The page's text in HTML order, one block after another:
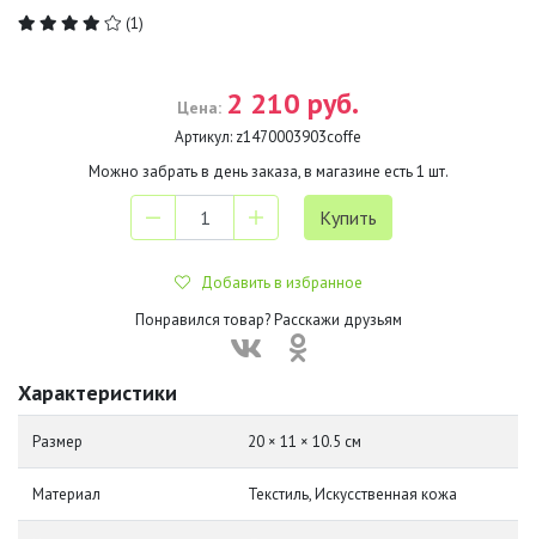
(1)
Цена: 2 210 руб.
Артикул: z1470003903coffe
Можно забрать в день заказа, в магазине есть1 шт.
Добавить в избранное
Понравился товар? Расскажи друзьям
Характеристики
Размер 20 × 11 × 10.5 см
Материал Текстиль, Искусственная кожа